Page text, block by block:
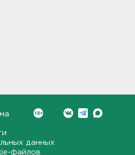
данных
файлов